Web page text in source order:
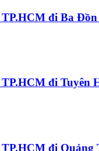
đi Ba
đi Tuyên
đi Quảng